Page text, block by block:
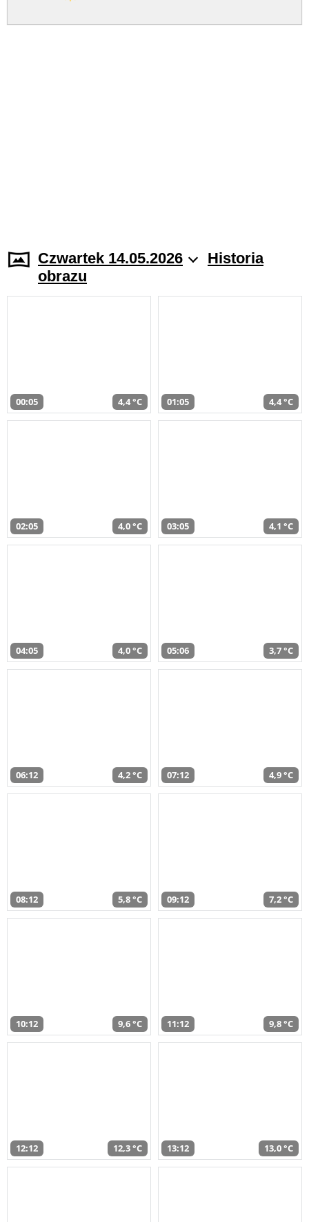
Czwartek 14.05.2026
Historia
obrazu
00:05 4,4 °C 01:05 4,4 °C
02:05 4,0 °C 03:05 4,1 °C
04:05 4,0 °C 05:06 3,7 °C
06:12 4,2 °C 07:12 4,9 °C
08:12 5,8 °C 09:12 7,2 °C
10:12 9,6 °C 11:12 9,8 °C
12:12 12,3 °C 13:12 13,0 °C